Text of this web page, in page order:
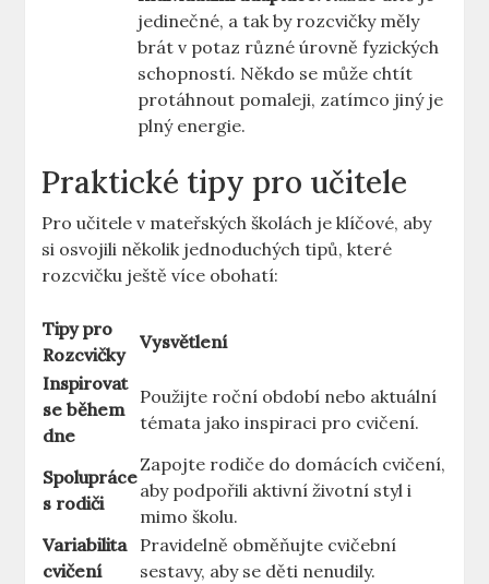
jedinečné, a tak by rozcvičky měly
brát v potaz různé úrovně fyzických
schopností. Někdo se může chtít
protáhnout pomaleji, zatímco jiný je
plný energie.
Praktické tipy pro učitele
Pro učitele v mateřských školách je klíčové, aby
si osvojili několik jednoduchých tipů, které
rozcvičku ještě více obohatí:
Tipy pro
Rozcvičky
Vysvětlení
Inspirovat
se během
dne
Použijte roční období nebo aktuální
témata jako inspiraci pro cvičení.
Spolupráce
s rodiči
Zapojte rodiče do domácích cvičení,
aby podpořili aktivní životní styl i
mimo školu.
Variabilita
cvičení
Pravidelně obměňujte cvičební
sestavy, aby se děti nenudily.